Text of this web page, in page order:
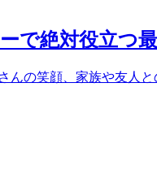
で絶対役立つ
んの笑顔、家族や友人